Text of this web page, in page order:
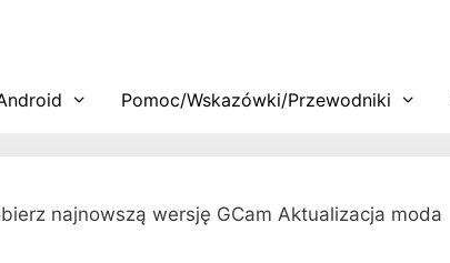
Pomoc/Wskazówki/Przewodniki
najnowszą wersję GCam Aktualizacja moda